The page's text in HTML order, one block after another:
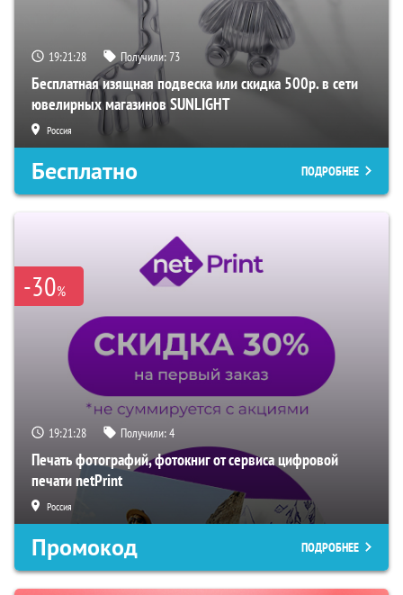
19:21:27 Получили:73
Бесплатная изящная подвеска или скидка 500р. в сети
ювелирных магазинов SUNLIGHT
Россия
Бесплатно ПОДРОБНЕЕ
-30%
19:21:27 Получили:4
Печать фотографий, фотокниг от сервиса цифровой
печати netPrint
Россия
Промокод ПОДРОБНЕЕ